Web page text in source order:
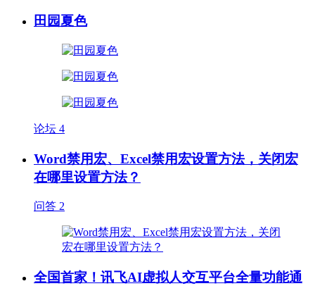
田园夏色
论坛 4
Word禁用宏、Excel禁用宏设置方法，关闭宏
在哪里设置方法？
问答 2
全国首家！讯飞AI虚拟人交互平台全量功能通